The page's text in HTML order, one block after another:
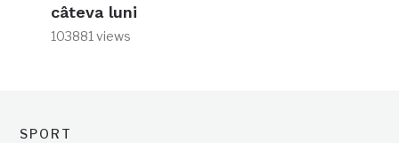
câteva luni
103881 views
SPORT